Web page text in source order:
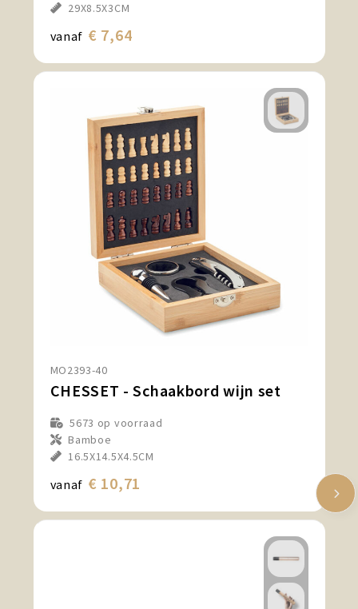
29X8.5X3CM
vanaf € 7,64
MO2393-40
CHESSET - Schaakbord wijn set
5673 op voorraad
Bamboe
16.5X14.5X4.5CM
vanaf € 10,71